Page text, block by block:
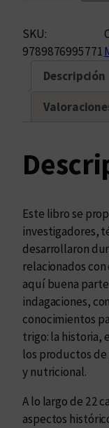
i
g
i
SKU:
9789876995771
Descripción
Este libro se
investigadores,
desarrollaron
relacionados
aquí buena
indagaciones,
conocimientos
trigo: la historia,
los productos
y nutricional.
A lo largo de 22
aspectos